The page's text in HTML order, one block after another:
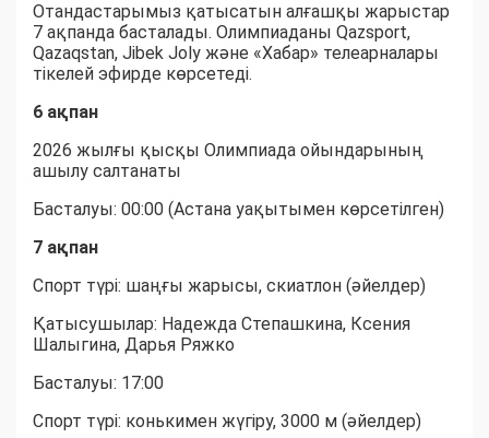
Отандастарымыз қатысатын алғашқы жарыстар
7 ақпанда басталады. Олимпиаданы Qazsport,
Qazaqstan, Jibek Joly және «Хабар» телеарналары
тікелей эфирде көрсетеді.
6 ақпан
2026 жылғы қысқы Олимпиада ойындарының
ашылу салтанаты
Басталуы: 00:00 (Астана уақытымен көрсетілген)
7 ақпан
Спорт түрі: шаңғы жарысы, скиатлон (әйелдер)
Қатысушылар: Надежда Степашкина, Ксения
Шалыгина, Дарья Ряжко
Басталуы: 17:00
Спорт түрі: конькимен жүгіру, 3000 м (әйелдер)